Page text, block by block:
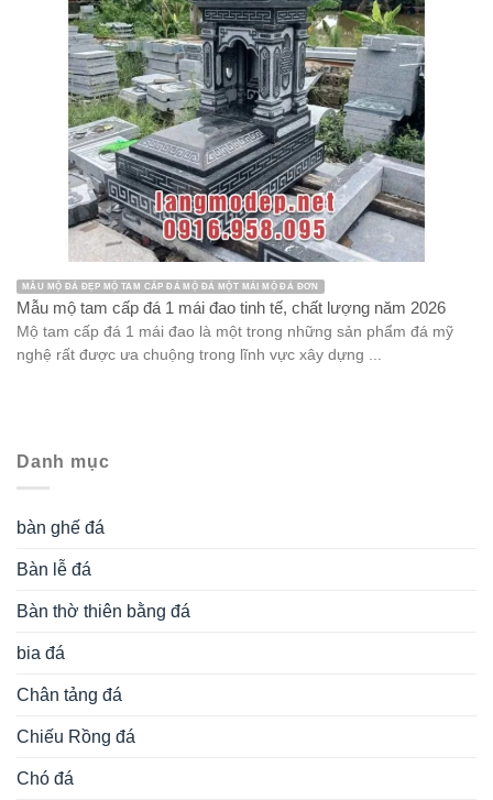
MẪU MỘ ĐÁ ĐẸP MỘ TAM CẤP ĐÁ MỘ ĐÁ MỘT MÁI MỘ ĐÁ ĐƠN
Mẫu mộ tam cấp đá 1 mái đao tinh tế, chất lượng năm 2026
Mộ tam cấp đá 1 mái đao là một trong những sản phẩm đá mỹ
nghệ rất được ưa chuộng trong lĩnh vực xây dựng ...
Danh mục
bàn ghế đá
Bàn lễ đá
Bàn thờ thiên bằng đá
bia đá
Chân tảng đá
Chiếu Rồng đá
Chó đá